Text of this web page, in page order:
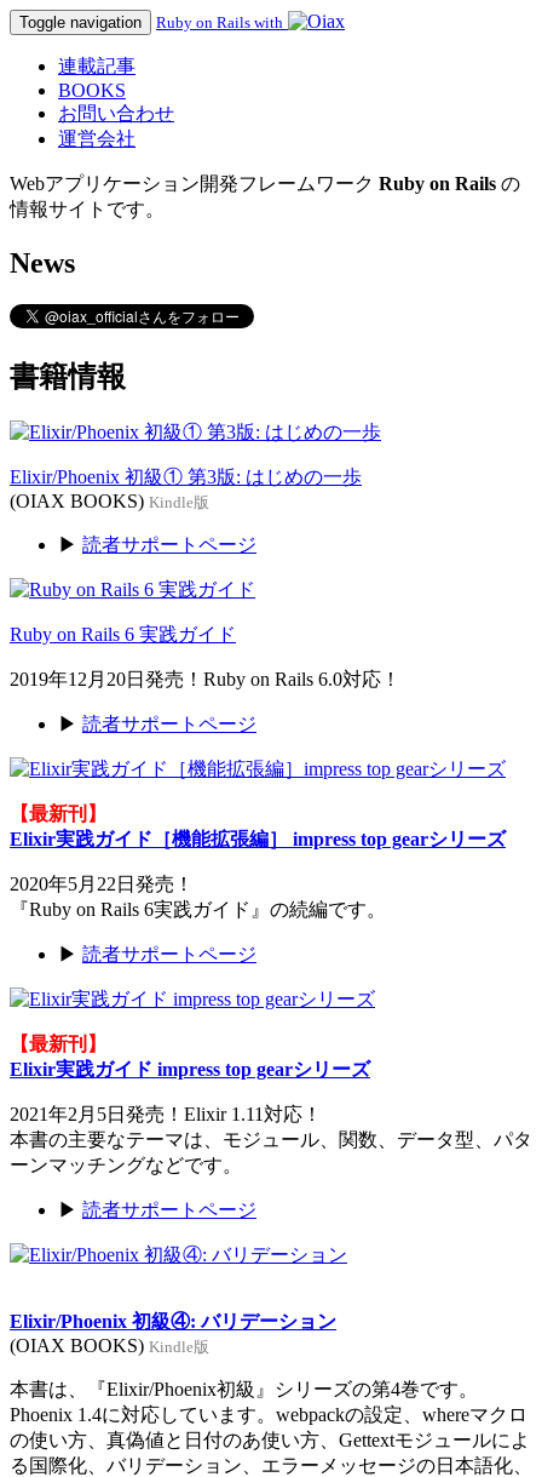
Toggle navigation Ruby on Rails with
連載記事
BOOKS
お問い合わせ
運営会社
Webアプリケーション開発フレームワーク Ruby on Rails の
情報サイトです。
News
書籍情報
Elixir/Phoenix 初級① 第3版: はじめの一歩
(OIAX BOOKS) Kindle版
▶ 読者サポートページ
Ruby on Rails 6 実践ガイド
2019年12月20日発売！Ruby on Rails 6.0対応！
▶ 読者サポートページ
【最新刊】
Elixir実践ガイド［機能拡張編］ impress top gearシリーズ
2020年5月22日発売！
『Ruby on Rails 6実践ガイド』の続編です。
▶ 読者サポートページ
【最新刊】
Elixir実践ガイド impress top gearシリーズ
2021年2月5日発売！Elixir 1.11対応！
本書の主要なテーマは、モジュール、関数、データ型、パタ
ーンマッチングなどです。
▶ 読者サポートページ
Elixir/Phoenix 初級④: バリデーション
(OIAX BOOKS) Kindle版
本書は、『Elixir/Phoenix初級』シリーズの第4巻です。
Phoenix 1.4に対応しています。webpackの設定、whereマクロ
の使い方、真偽値と日付のあ使い方、Gettextモジュールによ
る国際化、バリデーション、エラーメッセージの日本語化、